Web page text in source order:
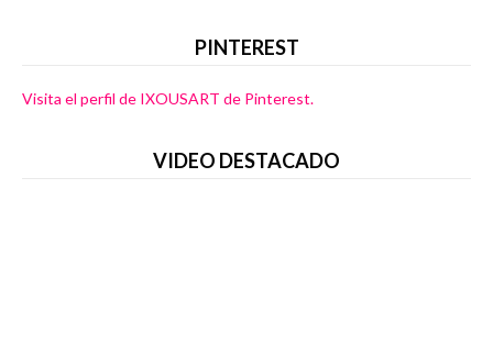
PINTEREST
Visita el perfil de IXOUSART de Pinterest.
VIDEO DESTACADO